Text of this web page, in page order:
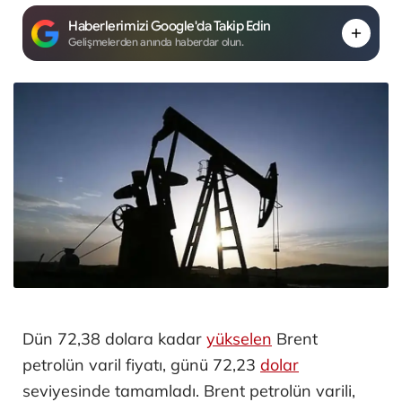
Haberlerimizi Google'da Takip Edin
Gelişmelerden anında haberdar olun.
Dün 72,38 dolara kadar yükselen Brent
petrolün varil fiyatı, günü 72,23 dolar
seviyesinde tamamladı. Brent petrolün varili,